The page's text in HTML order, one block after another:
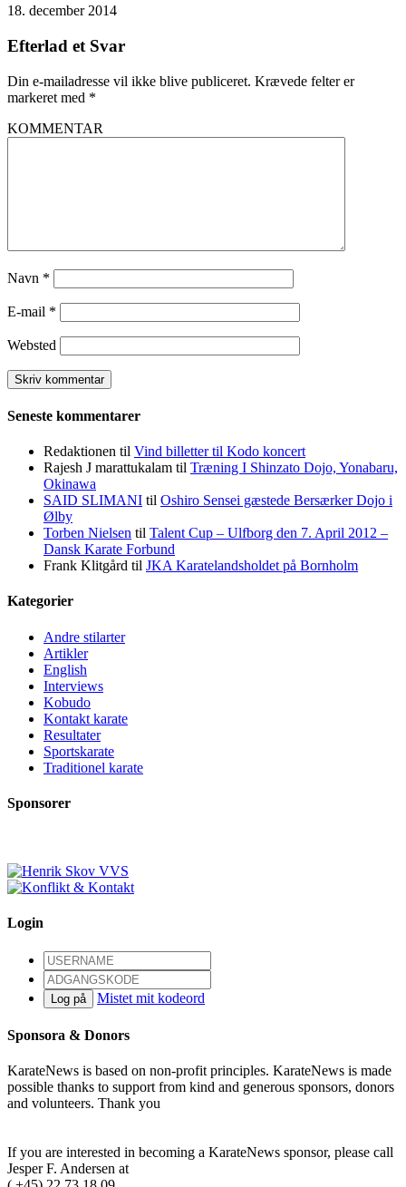
18. december 2014
Efterlad et Svar
Din e-mailadresse vil ikke blive publiceret. Krævede felter er
markeret med *
KOMMENTAR
Navn *
E-mail *
Websted
Seneste kommentarer
Redaktionen til Vind billetter til Kodo koncert
Rajesh J marattukalam til Træning I Shinzato Dojo, Yonabaru,
Okinawa
SAID SLIMANI til Oshiro Sensei gæstede Bersærker Dojo i
Ølby
Torben Nielsen til Talent Cup – Ulfborg den 7. April 2012 –
Dansk Karate Forbund
Frank Klitgård til JKA Karatelandsholdet på Bornholm
Kategorier
Andre stilarter
Artikler
English
Interviews
Kobudo
Kontakt karate
Resultater
Sportskarate
Traditionel karate
Sponsorer
Login
Log på Mistet mit kodeord
Sponsora & Donors
KarateNews is based on non-profit principles. KarateNews is made
possible thanks to support from kind and generous sponsors, donors
and volunteers. Thank you
If you are interested in becoming a KarateNews sponsor, please call
Jesper F. Andersen at